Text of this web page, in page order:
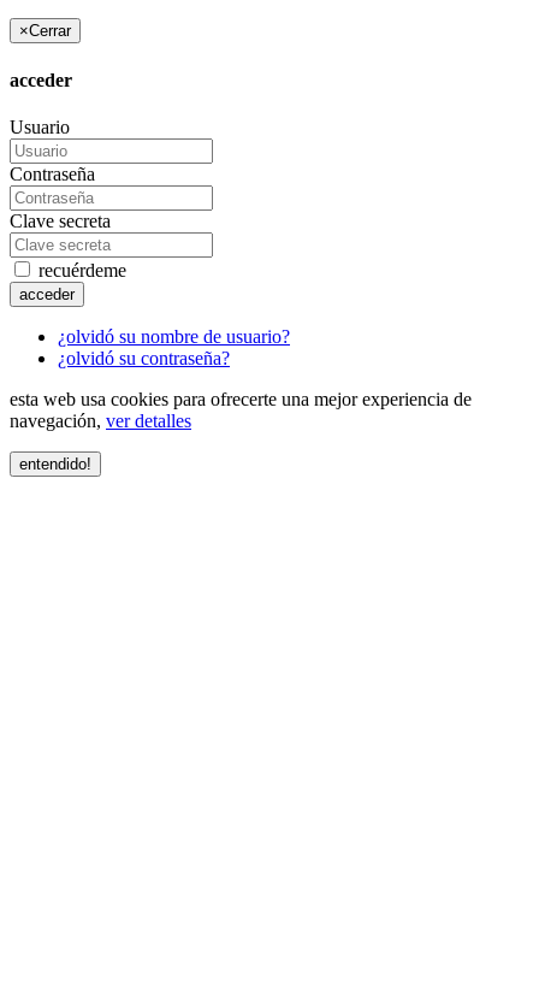
×Cerrar
acceder
Usuario
Contraseña
Clave secreta
recuérdeme
acceder
¿olvidó su nombre de usuario?
¿olvidó su contraseña?
esta web usa cookies para ofrecerte una mejor experiencia de
navegación, ver detalles
entendido!